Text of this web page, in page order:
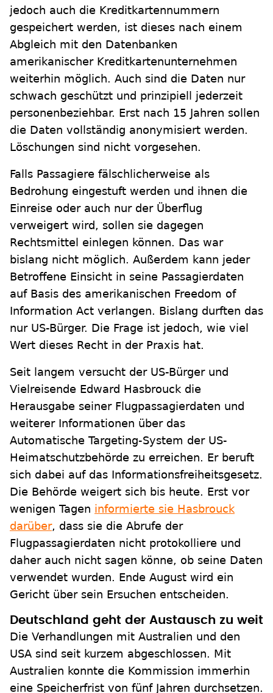
jedoch auch die Kreditkartennummern
gespeichert werden, ist dieses nach einem
Abgleich mit den Datenbanken
amerikanischer Kreditkartenunternehmen
weiterhin möglich. Auch sind die Daten nur
schwach geschützt und prinzipiell jederzeit
personenbeziehbar. Erst nach 15 Jahren sollen
die Daten vollständig anonymisiert werden.
Löschungen sind nicht vorgesehen.
Falls Passagiere fälschlicherweise als
Bedrohung eingestuft werden und ihnen die
Einreise oder auch nur der Überflug
verweigert wird, sollen sie dagegen
Rechtsmittel einlegen können. Das war
bislang nicht möglich. Außerdem kann jeder
Betroffene Einsicht in seine Passagierdaten
auf Basis des amerikanischen Freedom of
Information Act verlangen. Bislang durften das
nur US-Bürger. Die Frage ist jedoch, wie viel
Wert dieses Recht in der Praxis hat.
Seit langem versucht der US-Bürger und
Vielreisende Edward Hasbrouck die
Herausgabe seiner Flugpassagierdaten und
weiterer Informationen über das
Automatische Targeting-System der US-
Heimatschutzbehörde zu erreichen. Er beruft
sich dabei auf das Informationsfreiheitsgesetz.
Die Behörde weigert sich bis heute. Erst vor
wenigen Tagen informierte sie Hasbrouck
darüber, dass sie die Abrufe der
Flugpassagierdaten nicht protokolliere und
daher auch nicht sagen könne, ob seine Daten
verwendet wurden. Ende August wird ein
Gericht über sein Ersuchen entscheiden.
Deutschland geht der Austausch zu weit
Die Verhandlungen mit Australien und den
USA sind seit kurzem abgeschlossen. Mit
Australien konnte die Kommission immerhin
eine Speicherfrist von fünf Jahren durchsetzen.